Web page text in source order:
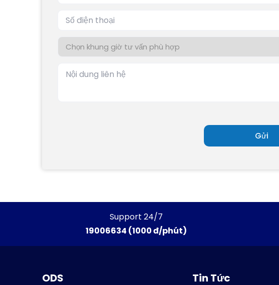
Support 24/7
19006634 (1000 đ/phút)
ODS Tin Tức